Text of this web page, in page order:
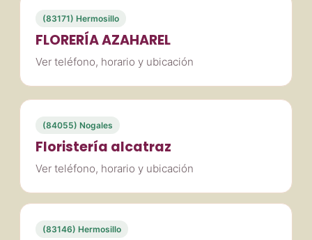
(83171) Hermosillo
FLORERÍA AZAHAREL
Ver teléfono, horario y ubicación
(84055) Nogales
Floristería alcatraz
Ver teléfono, horario y ubicación
(83146) Hermosillo